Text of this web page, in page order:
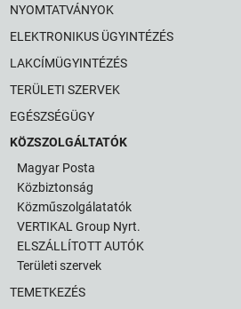
NYOMTATVÁNYOK
ELEKTRONIKUS ÜGYINTÉZÉS
LAKCÍMÜGYINTÉZÉS
TERÜLETI SZERVEK
EGÉSZSÉGÜGY
KÖZSZOLGÁLTATÓK
Magyar Posta
Közbiztonság
Közműszolgálatatók
VERTIKAL Group Nyrt.
ELSZÁLLÍTOTT AUTÓK
Területi szervek
TEMETKEZÉS